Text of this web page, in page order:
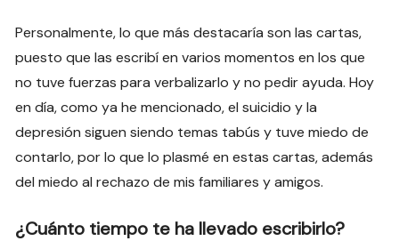
Personalmente, lo que más destacaría son las cartas,
puesto que las escribí en varios momentos en los que
no tuve fuerzas para verbalizarlo y no pedir ayuda. Hoy
en día, como ya he mencionado, el suicidio y la
depresión siguen siendo temas tabús y tuve miedo de
contarlo, por lo que lo plasmé en estas cartas, además
del miedo al rechazo de mis familiares y amigos.
¿Cuánto tiempo te ha llevado escribirlo?